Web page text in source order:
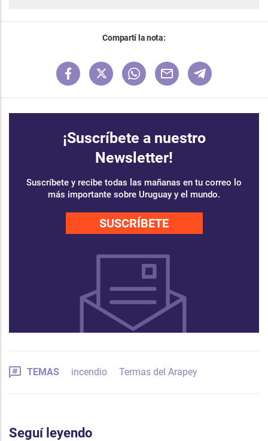
Compartí la nota:
¡Suscríbete a nuestro
Newsletter!
Suscríbete y recibe todas las mañanas en tu correo lo
más importante sobre Uruguay y el mundo.
SUSCRÍBETE
TEMAS incendio Termas del Arapey
Seguí leyendo